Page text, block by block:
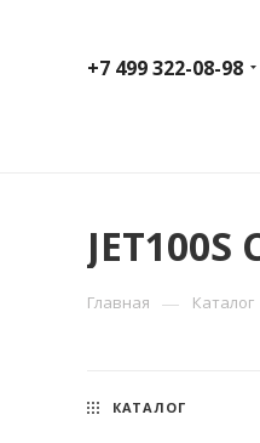
+7 499 322-08-98
Главная — Каталог
КАТАЛОГ